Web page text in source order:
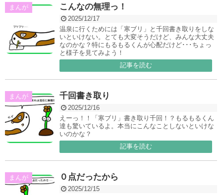
こんなの無理っ！
2025/12/17
まんが
温泉に行くためには「寒ブリ」と千回書き取りをしな
いといけない。とても大変そうだけど、みんな大丈夫
なのかな？特にもるもるくんが心配だけど･･･ちょっ
と様子を見てみよう！
記事を読む
千回書き取り
2025/12/16
まんが
えーっ！！「寒ブリ」書き取り千回！？もるもるくん
達も驚いているよ。本当にこんなことしないといけな
いのかな？
記事を読む
０点だったから
2025/12/15
まんが